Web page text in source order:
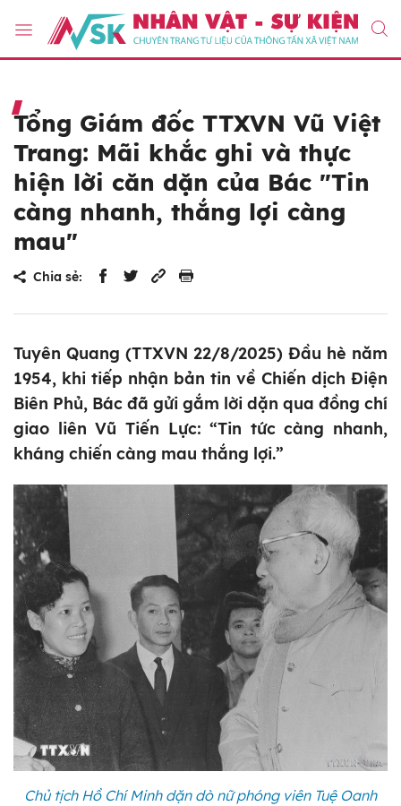
Tổng Giám đốc TTXVN Vũ Việt
Trang: Mãi khắc ghi và thực
hiện lời căn dặn của Bác "Tin
càng nhanh, thắng lợi càng
mau"
Chia sẻ:
Tuyên Quang (TTXVN 22/8/2025) Đầu hè năm
1954, khi tiếp nhận bản tin về Chiến dịch Điện
Biên Phủ, Bác đã gửi gắm lời dặn qua đồng chí
giao liên Vũ Tiến Lực: “Tin tức càng nhanh,
kháng chiến càng mau thắng lợi.”
Chủ tịch Hồ Chí Minh dặn dò nữ phóng viên Tuệ Oanh